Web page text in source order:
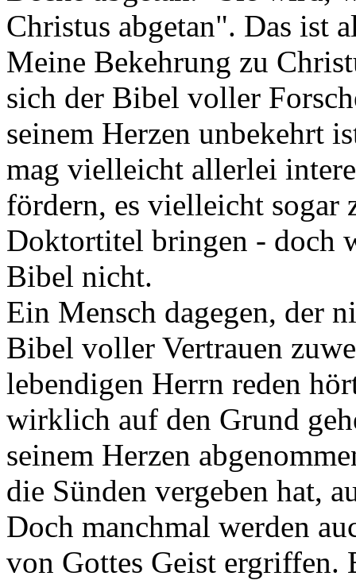
Christus abgetan". Das ist
Meine Bekehrung zu
sich der Bibel voller
seinem Herzen unbekehrt
mag vielleicht allerlei
fördern, es vielleicht sogar
Doktortitel bringen - doch
Bibel nicht.
Ein Mensch dagegen, der
Bibel voller Vertrauen
lebendigen Herrn reden
wirklich auf den Grund
seinem Herzen
die Sünden vergeben hat,
Doch manchmal werden
von Gottes Geist ergriffen.